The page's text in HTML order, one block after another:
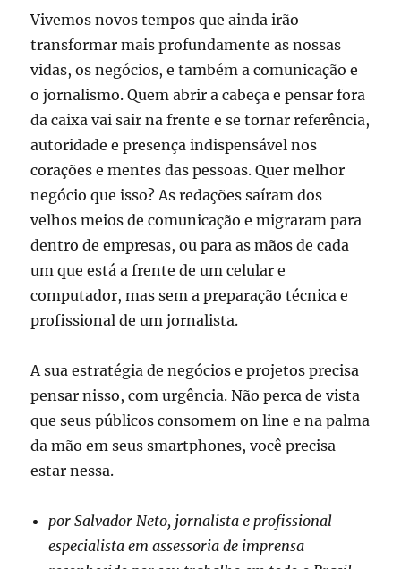
Vivemos novos tempos que ainda irão
transformar mais profundamente as nossas
vidas, os negócios, e também a comunicação e
o jornalismo. Quem abrir a cabeça e pensar fora
da caixa vai sair na frente e se tornar referência,
autoridade e presença indispensável nos
corações e mentes das pessoas. Quer melhor
negócio que isso? As redações saíram dos
velhos meios de comunicação e migraram para
dentro de empresas, ou para as mãos de cada
um que está a frente de um celular e
computador, mas sem a preparação técnica e
profissional de um jornalista.
A sua estratégia de negócios e projetos precisa
pensar nisso, com urgência. Não perca de vista
que seus públicos consomem on line e na palma
da mão em seus smartphones, você precisa
estar nessa.
por Salvador Neto, jornalista e profissional
especialista em assessoria de imprensa